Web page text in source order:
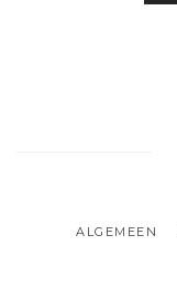
ALGEMEEN